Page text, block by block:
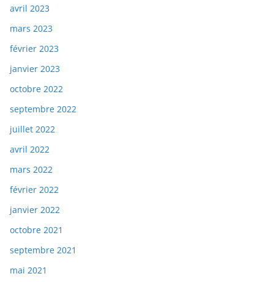
avril 2023
mars 2023
février 2023
janvier 2023
octobre 2022
septembre 2022
juillet 2022
avril 2022
mars 2022
février 2022
janvier 2022
octobre 2021
septembre 2021
mai 2021